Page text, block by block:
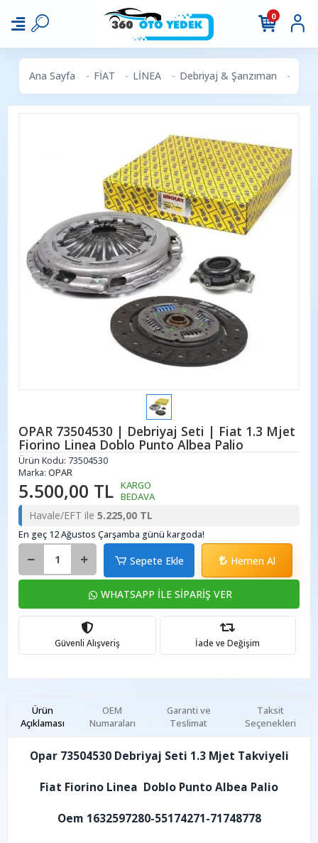
0
Ana Sayfa FİAT LİNEA Debriyaj & Şanzıman
OPAR 73504530 | Debriyaj Seti | Fiat 1.3 Mjet
Fiorino Linea Doblo Punto Albea Palio
Ürün Kodu: 73504530
Marka: OPAR
5.500,00 TL KARGO
BEDAVA
Havale/EFT ile 5.225,00 TL
En geç 12 Ağustos Çarşamba günü kargoda!
Sepete Ekle Hemen Al
WHATSAPP İLE SİPARİŞ VER
Güvenli Alışveriş İade ve Değişim
Ürün
Açıklaması
Garanti ve
Teslimat
Taksit
Seçenekleri
OEM
Numaraları
Opar 73504530 Debriyaj Seti 1.3 Mjet Takviyeli
Fiat Fiorino Linea Doblo Punto Albea Palio
Oem 1632597280-55174271-71748778